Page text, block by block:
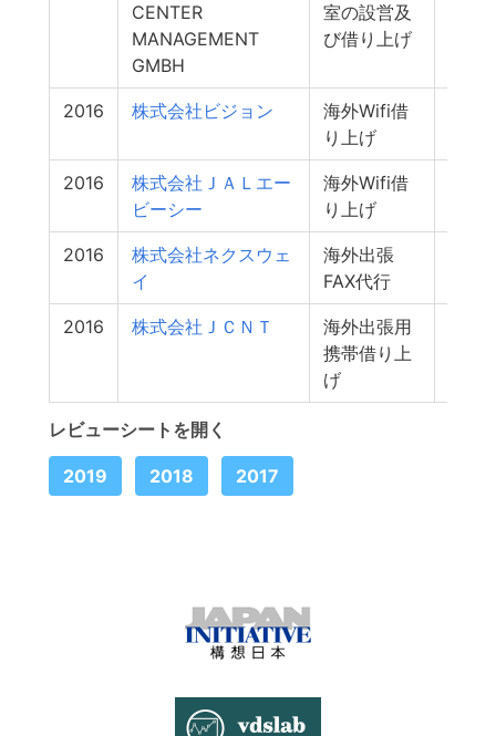
CENTER
MANAGEMENT
GMBH
室の設営及
び借り上げ
2016 株式会社ビジョン
海外Wifi借
り上げ
2016
株式会社ＪＡＬエー
ビーシー
海外Wifi借
り上げ
2016
株式会社ネクスウェ
イ
海外出張
FAX代行
2016 株式会社ＪＣＮＴ
海外出張用
携帯借り上
げ
レビューシートを開く
2019 2018 2017